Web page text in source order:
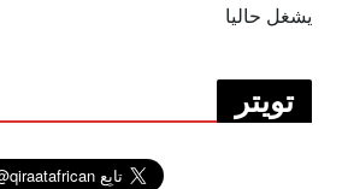
يشغل حاليا
تويتر